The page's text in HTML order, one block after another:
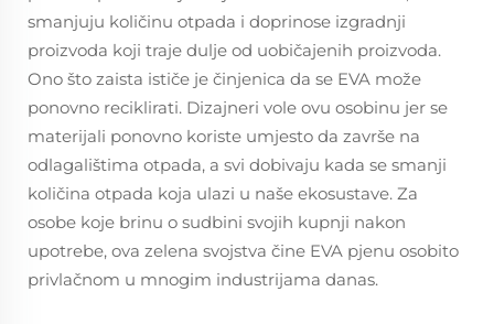
smanjuju količinu otpada i doprinose izgradnji
proizvoda koji traje dulje od uobičajenih proizvoda.
Ono što zaista ističe je činjenica da se EVA može
ponovno reciklirati. Dizajneri vole ovu osobinu jer se
materijali ponovno koriste umjesto da završe na
odlagalištima otpada, a svi dobivaju kada se smanji
količina otpada koja ulazi u naše ekosustave. Za
osobe koje brinu o sudbini svojih kupnji nakon
upotrebe, ova zelena svojstva čine EVA pjenu osobito
privlačnom u mnogim industrijama danas.